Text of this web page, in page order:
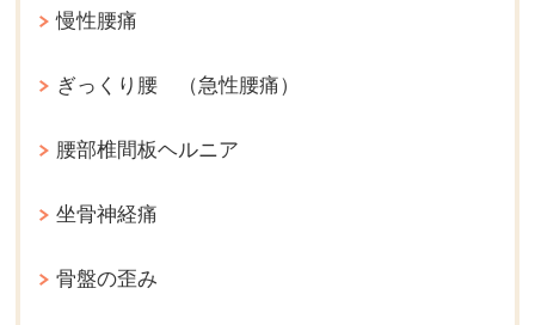
慢性腰痛
ぎっくり腰 （急性腰痛）
腰部椎間板ヘルニア
坐骨神経痛
骨盤の歪み